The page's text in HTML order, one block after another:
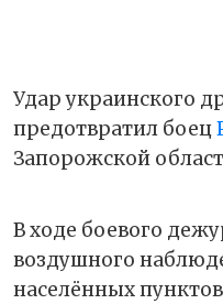
Удар украинского
предотвратил боец
Запорожской
В ходе боевого
воздушного
населённых